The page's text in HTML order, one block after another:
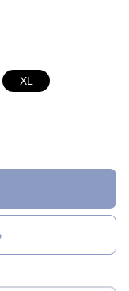
XL